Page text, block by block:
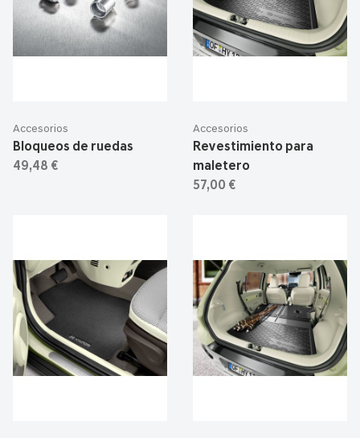
Accesorios
Bloqueos de ruedas
49,48 €
Accesorios
Revestimiento para
maletero
57,00 €